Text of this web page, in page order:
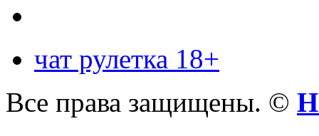
чат рулетка 18+
Все права защищены. ©